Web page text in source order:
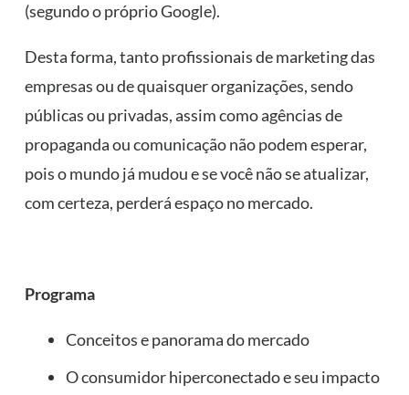
(segundo o próprio Google).
Desta forma, tanto profissionais de marketing das
empresas ou de quaisquer organizações, sendo
públicas ou privadas, assim como agências de
propaganda ou comunicação não podem esperar,
pois o mundo já mudou e se você não se atualizar,
com certeza, perderá espaço no mercado.
Programa
Conceitos e panorama do mercado
O consumidor hiperconectado e seu impacto